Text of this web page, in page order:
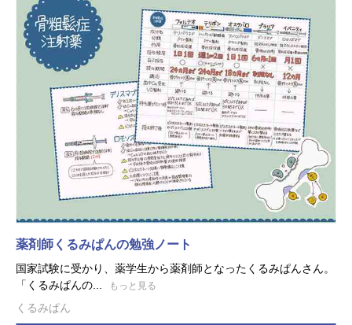
薬剤師くるみぱんの勉強ノート
国家試験に受かり、薬学生から薬剤師となったくるみぱんさん。
「くるみぱんの...
もっと見る
くるみぱん